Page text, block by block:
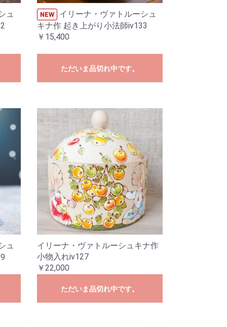
ュ
NEW
イリーナ・ヴァトルーシュ
キナ作 起き上がり小法師iv133
￥15,400
ただいま品切れ中です。
ュ
イリーナ・ヴァトルーシュキナ作
小物入れiv127
￥22,000
ただいま品切れ中です。